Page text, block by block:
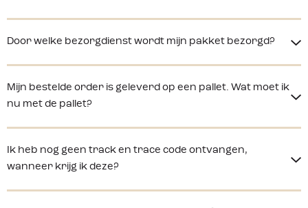
Door welke bezorgdienst wordt mijn pakket bezorgd?
Mijn bestelde order is geleverd op een pallet. Wat moet ik
nu met de pallet?
Ik heb nog geen track en trace code ontvangen,
wanneer krijg ik deze?